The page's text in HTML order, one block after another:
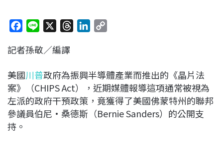
c
b
o
k
n
a
d
s
e
d
I
n
L
i
n
k
記者孫敬／編譯
美國川普政府為振興半導體產業而推出的《晶片法
案》（CHIPS Act），近期媒體報導這項通常被視為
左派的政府干預政策，竟獲得了美國佛蒙特州的聯邦
參議員伯尼·桑德斯（Bernie Sanders）的公開支
持。